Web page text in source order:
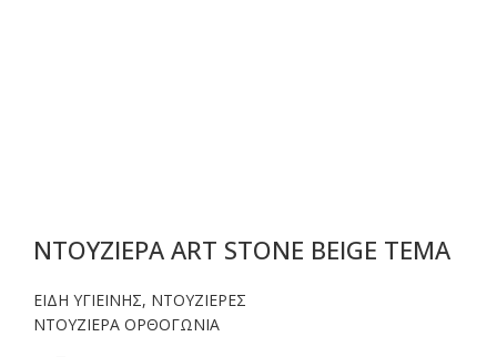
ΝΤΟΥΖΙΕΡΑ ART STONE BEIGE TEMA
ΕΙΔΗ ΥΓΙΕΙΝΗΣ, ΝΤΟΥΖΙΕΡΕΣ
NTOYΖΙΕΡΑ ΟΡΘΟΓΩΝΙΑ